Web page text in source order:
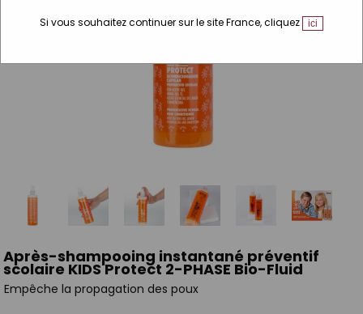
Si vous souhaitez continuer sur le site France, cliquez ici
Après-shampooing instantané préventif
scolaire KIDS Protect 2-PHASE Bio-Fluid
Empêche la propagation des poux